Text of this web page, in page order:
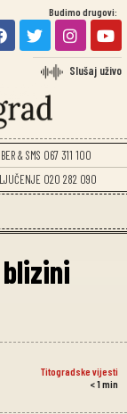
Budimo drugovi:
Slušaj uživo
& SMS 067 311 100
020 282 090
Titogradske vijesti
< 1 min